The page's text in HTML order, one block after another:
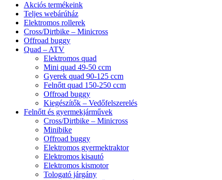
Akciós termékeink
Teljes webárúház
Elektromos rollerek
Cross/Dirtbike – Minicross
Offroad buggy
Quad – ATV
Elektromos quad
Mini quad 49-50 ccm
Gyerek quad 90-125 ccm
Felnőtt quad 150-250 ccm
Offroad buggy
Kiegészítők – Vedőfelszerelés
Felnőtt és gyermekjárművek
Cross/Dirtbike – Minicross
Minibike
Offroad buggy
Elektromos gyermektraktor
Elektromos kisautó
Elektromos kismotor
Tologató járgány